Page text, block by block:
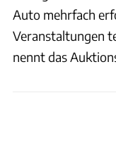
Auto mehrfach
Veranstaltungen
nennt das